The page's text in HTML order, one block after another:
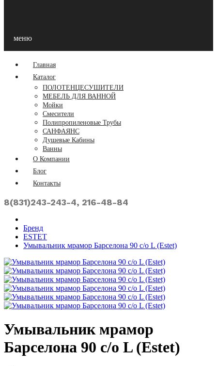
меню
Главная
Каталог
ПОЛОТЕНЦЕСУШИТЕЛИ
МЕБЕЛЬ ДЛЯ ВАННОЙ
Мойки
Смесители
Полипропиленовые Трубы
САНФАЯНС
Душевые Кабины
Ванны
О Компании
Блог
Контакты
8(831)243-243-4, 216-48-84
Бренд
ESTET
Умывальник мрамор Барселона 90 с/о L (Estet)
Умывальник мрамор
Барселона 90 с/о L (Estet)